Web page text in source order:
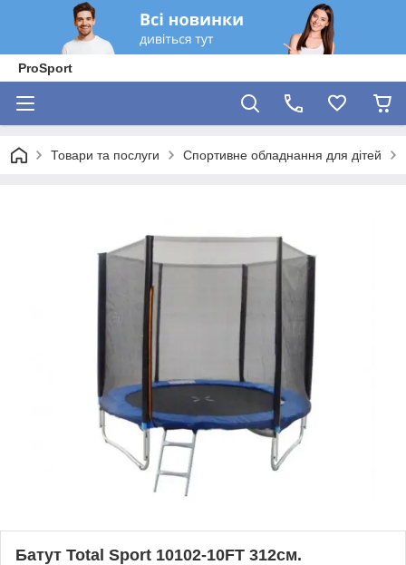
ProSport
Товари та послуги Спортивне обладнання для дітей
Батут Total Sport 10102-10FT 312см.